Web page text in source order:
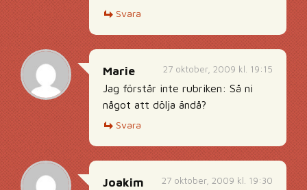
Svara
27 oktober, 2009 kl. 19:15
Marie
Jag förstår inte rubriken: Så ni
något att dölja ändå?
Svara
27 oktober, 2009 kl. 19:30
Joakim